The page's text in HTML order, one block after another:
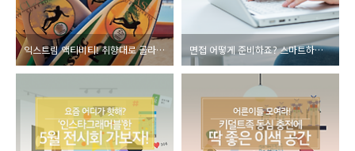
익스트림 액티비티! 취향대로 골라 타는 시원한 수상레저 면접 어떻게 준비하죠? 스마트하게 준비하는 취업 컨설팅 프로그램